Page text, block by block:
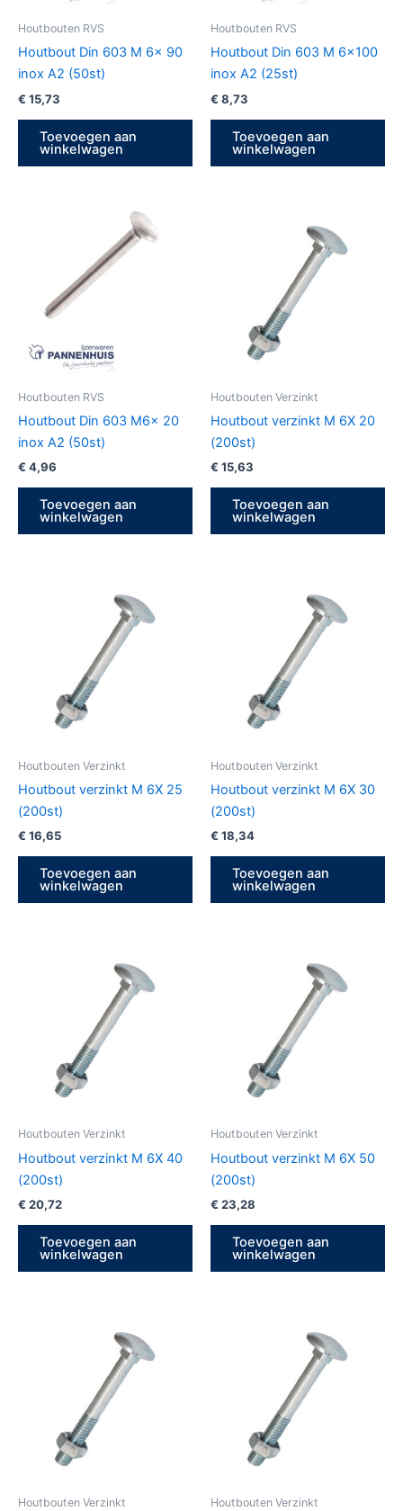
Houtbouten RVS
Houtbout Din 603 M 6x 90
inox A2 (50st)
€ 15,73
Toevoegen aan
winkelwagen
Houtbouten RVS
Houtbout Din 603 M 6×100
inox A2 (25st)
€ 8,73
Toevoegen aan
winkelwagen
Houtbouten RVS
Houtbout Din 603 M6x 20
inox A2 (50st)
€ 4,96
Toevoegen aan
winkelwagen
Houtbouten Verzinkt
Houtbout verzinkt M 6X 20
(200st)
€ 15,63
Toevoegen aan
winkelwagen
Houtbouten Verzinkt
Houtbout verzinkt M 6X 25
(200st)
€ 16,65
Toevoegen aan
winkelwagen
Houtbouten Verzinkt
Houtbout verzinkt M 6X 30
(200st)
€ 18,34
Toevoegen aan
winkelwagen
Houtbouten Verzinkt
Houtbout verzinkt M 6X 40
(200st)
€ 20,72
Toevoegen aan
winkelwagen
Houtbouten Verzinkt
Houtbout verzinkt M 6X 50
(200st)
€ 23,28
Toevoegen aan
winkelwagen
Houtbouten Verzinkt Houtbouten Verzinkt